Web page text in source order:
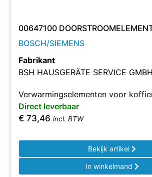
00647100
BOSCH/SIEMENS
Fabrikant
BSH HAUSGERÄTE SERVICE GMBH
Verwarmingselementen voor
Direct leverbaar
€ 73,46 incl. BTW
Bekijk artikel
In winkelmand